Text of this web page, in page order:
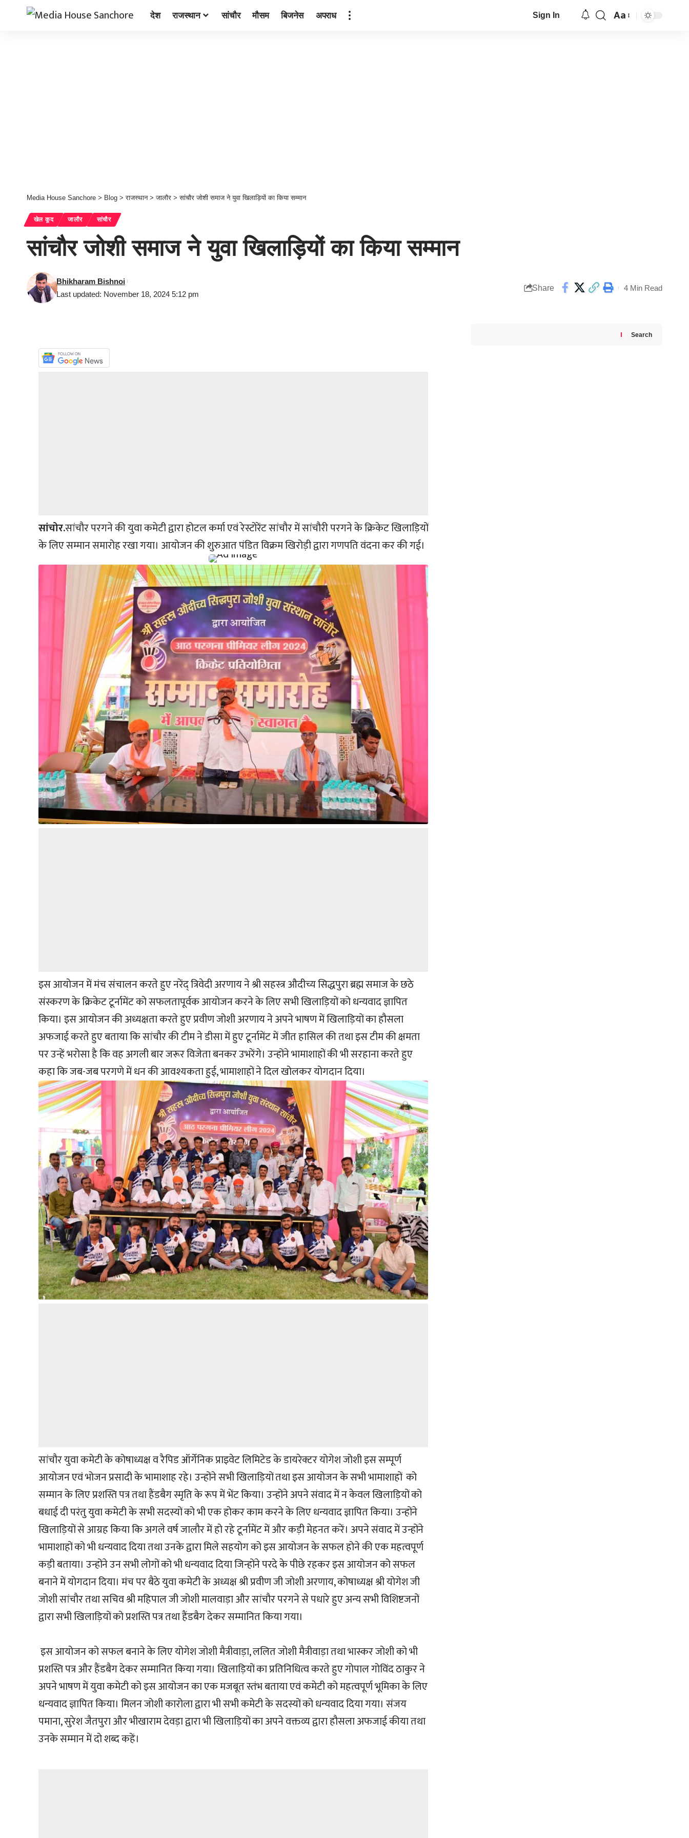
देश राजस्थान सांचौर मौसम बिजनेस अपराध Sign In
Font
Aa
Media House Sanchore > Blog >राजस्थान>जालौर >सांचौर जोशी समाज ने युवा खिलाड़ियों का किया सम्मान
खेल कूद जालौर सांचौर
सांचौर जोशी समाज ने युवा खिलाड़ियों का किया सम्मान
Last updated: November 18, 2024 5:12 pm
Bhikharam Bishnoi
Share 4 Min Read
सांचोर.सांचौर परगने की युवा कमेटी द्वारा होटल कर्मा एवं रेस्टोरेंट सांचौर में सांचौरी परगने के क्रिकेट खिलाड़ियों
के लिए सम्मान समारोह रखा गया। आयोजन की शुरुआत पंडित विक्रम खिरोड़ी द्वारा गणपति वंदना कर की गई।
इस आयोजन में मंच संचालन करते हुए नरेंद् त्रिवेदी अरणाय ने श्री सहस्त्र औदीच्य सिद्धपुरा ब्रह्म समाज के छठे
संस्करण के क्रिकेट टूर्नामेंट को सफलतापूर्वक आयोजन करने के लिए सभी खिलाड़ियों को धन्यवाद ज्ञापित
किया। इस आयोजन की अध्यक्षता करते हुए प्रवीण जोशी अरणाय ने अपने भाषण में खिलाड़ियों का हौसला
अफजाई करते हुए बताया कि सांचौर की टीम ने डीसा में हुए टूर्नामेंट में जीत हासिल की तथा इस टीम की क्षमता
पर उन्हें भरोसा है कि वह अगली बार जरूर विजेता बनकर उभरेंगे। उन्होंने भामाशाहों की भी सरहाना करते हुए
कहा कि जब-जब परगणे में धन की आवश्यकता हुई, भामाशाहों ने दिल खोलकर योगदान दिया।
सांचौर युवा कमेटी के कोषाध्यक्ष व रैपिड ऑर्गेनिक प्राइवेट लिमिटेड के डायरेक्टर योगेश जोशी इस सम्पूर्ण
आयोजन एवं भोजन प्रसादी के भामाशाह रहे। उन्होंने सभी खिलाड़ियों तथा इस आयोजन के सभी भामाशाहों को
सम्मान के लिए प्रशस्ति पत्र तथा हैंडबैग स्मृति के रूप में भेंट किया। उन्होंने अपने संवाद में न केवल खिलाड़ियों को
बधाई दी परंतु युवा कमेटी के सभी सदस्यों को भी एक होकर काम करने के लिए धन्यवाद ज्ञापित किया। उन्होंने
खिलाड़ियों से आग्रह किया कि अगले वर्ष जालौर में हो रहे टूर्नामेंट में और कड़ी मेहनत करें। अपने संवाद में उन्होंने
भामाशाहों को भी धन्यवाद दिया तथा उनके द्वारा मिले सहयोग को इस आयोजन के सफल होने की एक महत्वपूर्ण
कड़ी बताया। उन्होंने उन सभी लोगों को भी धन्यवाद दिया जिन्होंने परदे के पीछे रहकर इस आयोजन को सफल
बनाने में योगदान दिया। मंच पर बैठे युवा कमेटी के अध्यक्ष श्री प्रवीण जी जोशी अरणाय, कोषाध्यक्ष श्री योगेश जी
जोशी सांचौर तथा सचिव श्री महिपाल जी जोशी मालवाड़ा और सांचौर परगने से पधारे हुए अन्य सभी विशिष्टजनों
द्वारा सभी खिलाड़ियों को प्रशस्ति पत्र तथा हैंडबैग देकर सम्मानित किया गया।
इस आयोजन को सफल बनाने के लिए योगेश जोशी मैत्रीवाड़ा, ललित जोशी मैत्रीवाड़ा तथा भास्कर जोशी को भी
प्रशस्ति पत्र और हैंडबैग देकर सम्मानित किया गया। खिलाड़ियों का प्रतिनिधित्व करते हुए गोपाल गोविंद ठाकुर ने
अपने भाषण में युवा कमेटी को इस आयोजन का एक मजबूत स्तंभ बताया एवं कमेटी को महत्वपूर्ण भूमिका के लिए
धन्यवाद ज्ञापित किया। मिलन जोशी कारोला द्वारा भी सभी कमेटी के सदस्यों को धन्यवाद दिया गया। संजय
पमाना, सुरेश जैतपुरा और भीखाराम देवड़ा द्वारा भी खिलाड़ियों का अपने वक्तव्य द्वारा हौसला अफजाई कीया तथा
उनके सम्मान में दो शब्द कहें।
Search